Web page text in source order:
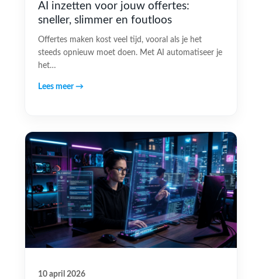
AI inzetten voor jouw offertes:
sneller, slimmer en foutloos
Offertes maken kost veel tijd, vooral als je het
steeds opnieuw moet doen. Met AI automatiseer je
het…
Lees meer →
10 april 2026